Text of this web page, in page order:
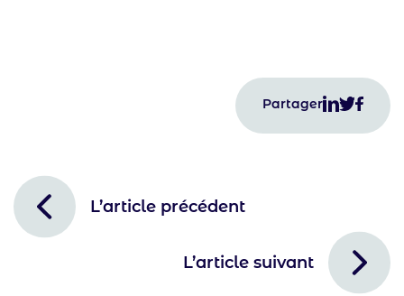
Partager
L’article précédent
L’article suivant